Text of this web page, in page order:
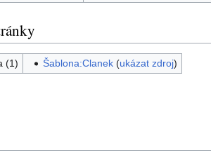
(1) Šablona:Clanek(ukázat zdroj)